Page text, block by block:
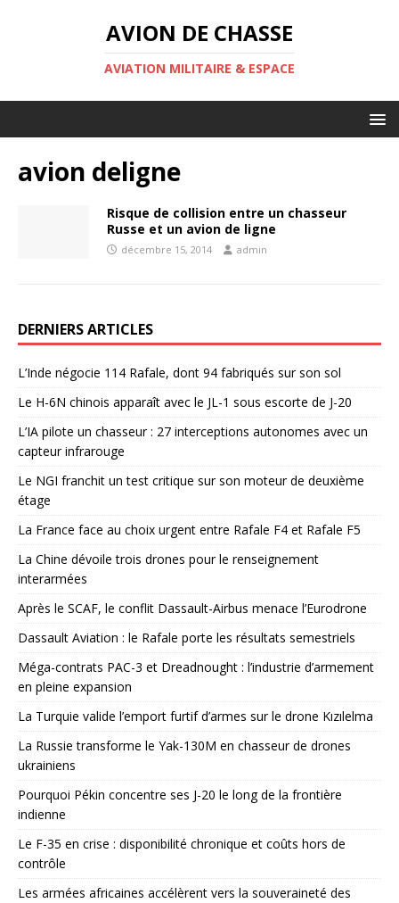
AVION DE CHASSE
AVIATION MILITAIRE & ESPACE
avion deligne
Risque de collision entre un chasseur
Russe et un avion de ligne
décembre 15, 2014 admin
DERNIERS ARTICLES
L’Inde négocie 114 Rafale, dont 94 fabriqués sur son sol
Le H-6N chinois apparaît avec le JL-1 sous escorte de J-20
L’IA pilote un chasseur : 27 interceptions autonomes avec un
capteur infrarouge
Le NGI franchit un test critique sur son moteur de deuxième
étage
La France face au choix urgent entre Rafale F4 et Rafale F5
La Chine dévoile trois drones pour le renseignement
interarmées
Après le SCAF, le conflit Dassault-Airbus menace l’Eurodrone
Dassault Aviation : le Rafale porte les résultats semestriels
Méga-contrats PAC-3 et Dreadnought : l’industrie d’armement
en pleine expansion
La Turquie valide l’emport furtif d’armes sur le drone Kızılelma
La Russie transforme le Yak-130M en chasseur de drones
ukrainiens
Pourquoi Pékin concentre ses J-20 le long de la frontière
indienne
Le F-35 en crise : disponibilité chronique et coûts hors de
contrôle
Les armées africaines accélèrent vers la souveraineté des